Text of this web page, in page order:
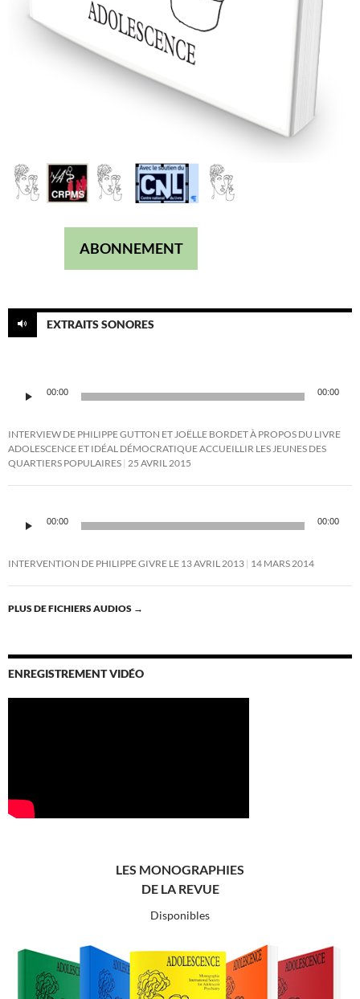
ABONNEMENT
EXTRAITS SONORES
audio
00:00 00:00
INTERVIEW DE PHILIPPE GUTTON ET JOËLLE BORDET À PROPOS DU LIVRE
ADOLESCENCE ET IDÉAL DÉMOCRATIQUE ACCUEILLIR LES JEUNES DES
QUARTIERS POPULAIRES 25 AVRIL 2015
audio
00:00 00:00
INTERVENTION DE PHILIPPE GIVRE LE 13 AVRIL 2013 14 MARS 2014
PLUS DE FICHIERS AUDIOS →
ENREGISTREMENT VIDÉO
LES MONOGRAPHIES
DE LA REVUE
Disponibles